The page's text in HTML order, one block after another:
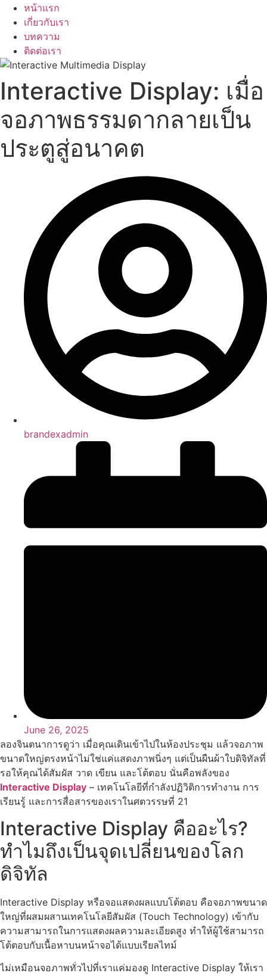
หน้าแรก
เกี่ยวกับเรา
บทความ
ติดต่อเรา
Interactive Display: เมื่อ
จอภาพธรรมดากลายเป็น
ประตูสู่อนาคต
brandexadmin
June 26, 2025
ลองจินตนาการดูว่า เมื่อคุณเดินเข้าไปในห้องประชุม แล้วจอภาพ
ขนาดใหญ่ตรงหน้าไม่ใช่แค่แสดงภาพนิ่งๆ แต่เป็นผืนผ้าใบดิจิทัลที่
รอให้คุณได้สัมผัส วาด เขียน และโต้ตอบ นั่นคือพลังของ
Interactive Display – เทคโนโลยีที่กำลังปฏิวิติการทำงาน การ
เรียนรู้ และการสื่อสารของเราในศตวรรษที่ 21
Interactive Display คืออะไร?
ทำไมถึงเป็นจุดเปลี่ยนของโลก
ดิจิทัล
Interactive Display หรือจอแสดงผลแบบโต้ตอบ คือจอภาพขนาด
ใหญ่ที่ผสมผสานเทคโนโลยีสัมผัส (Touch Technology) เข้ากับ
ความสามารถในการแสดงผลความละเอียดสูง ทำให้ผู้ใช้สามารถ
โต้ตอบกับเนื้อหาบนหน้าจอได้แบบเรียลไทม์
ไม่เหมือนจอภาพทั่วไปที่เราแค่มองดู Interactive Display ให้เรา